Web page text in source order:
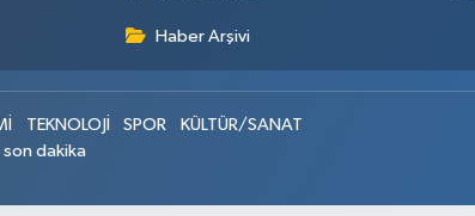
Haber Arşivi
TEKNOLOJİ SPOR
KÜLTÜR/SANAT
dakika